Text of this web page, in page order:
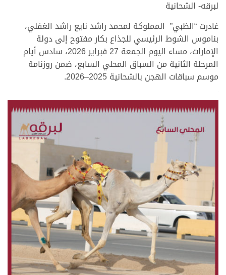
لبرقه- الشحانية
غادرت “الظبي” المملوكة لمحمد راشد نايع راشد الغفلي،
بناموس الشوط الرئيسي للجذاع بكار مفتوح إلى دولة
الإمارات، مساء اليوم الجمعة 27 فبراير 2026، سادس أيام
المرحلة الثانية من السباق المحلي السابع، ضمن روزنامة
موسم سباقات الهجن بالشحانية 2025–2026.